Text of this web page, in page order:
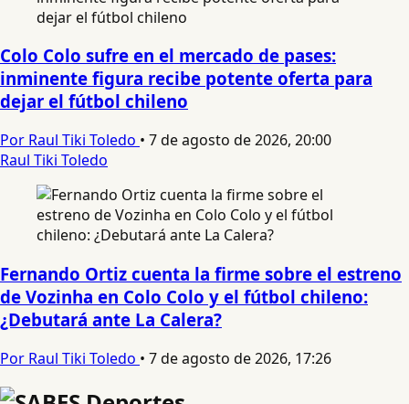
Colo Colo sufre en el mercado de pases:
inminente figura recibe potente oferta para
dejar el fútbol chileno
Por Raul Tiki Toledo • 7 de agosto de 2026, 20:00
Raul Tiki Toledo
Fernando Ortiz cuenta la firme sobre el estreno
de Vozinha en Colo Colo y el fútbol chileno:
¿Debutará ante La Calera?
Por Raul Tiki Toledo • 7 de agosto de 2026, 17:26